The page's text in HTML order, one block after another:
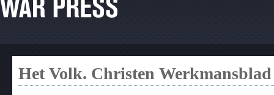
Het Volk. Christen Werkmansblad